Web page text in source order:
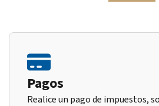
Pagos
Realice un pago de impuestos,